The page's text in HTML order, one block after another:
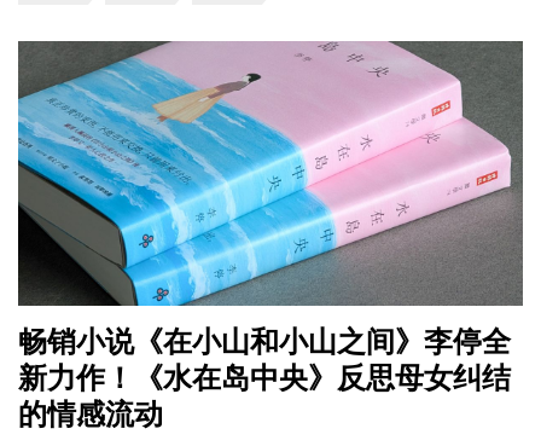
畅销小说《在小山和小山之间》李停全
新力作！《水在岛中央》反思母女纠结
的情感流动